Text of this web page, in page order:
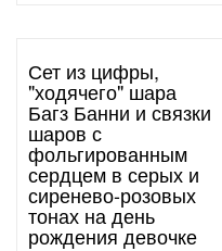
Сет из цифры,
"ходячего" шара
Багз Банни и связки
шаров с
фольгированным
сердцем в серых и
сиренево-розовых
тонах на день
рождения девочке